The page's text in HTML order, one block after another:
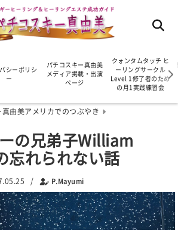
シーポリシ
ー
パチコスキー真由美
メディア掲載・出演
ページ
クォンタムタッチ ヒ
ーリングサークル
Level 1修了者のため
の月1実践練習会
由美アメリカでのつぶやき
の兄弟子William
忘れられない話
/ P.Mayumi